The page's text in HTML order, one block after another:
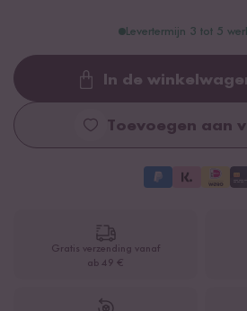
Levertermijn 3 tot 5
In de
Toevoegen aan
Gratis verzending vanaf
ab 49 €